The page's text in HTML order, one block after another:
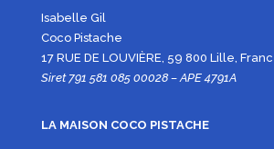
Isabelle Gil
Coco Pistache
17 RUE DE LOUVIÈRE, 59 800 Lille,
Siret 791 581 085 00028 – APE 4791A
LA MAISON COCO PISTACHE